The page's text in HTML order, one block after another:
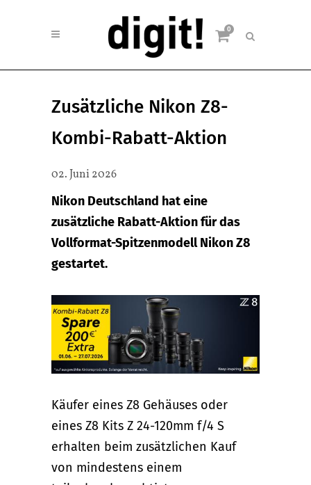
0
Zusätzliche Nikon Z8-
Kombi-Rabatt-Aktion
02. Juni 2026
Nikon Deutschland hat eine
zusätzliche Rabatt-Aktion für das
Vollformat-Spitzenmodell Nikon Z8
gestartet.
Käufer eines Z8 Gehäuses oder
eines Z8 Kits Z 24-120mm f/4 S
erhalten beim zusätzlichen Kauf
von mindestens einem